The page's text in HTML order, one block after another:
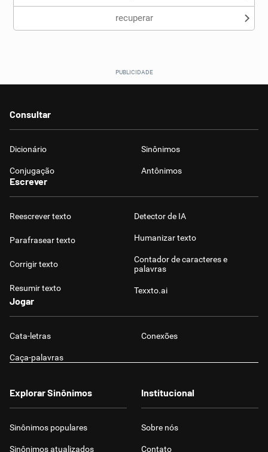
recuperar
Consultar
Dicionário Sinônimos
Conjugação Antônimos
Escrever
Reescrever texto
Parafrasear texto
Corrigir texto
Resumir texto
Detector de IA
Humanizar texto
Contador de caracteres e
palavras
Texxto.ai
Jogar
Cata-letras Conexões
Caça-palavras
Explorar Sinônimos
Sinônimos populares
Sinônimos atualizados
Institucional
Sobre nós
Contato